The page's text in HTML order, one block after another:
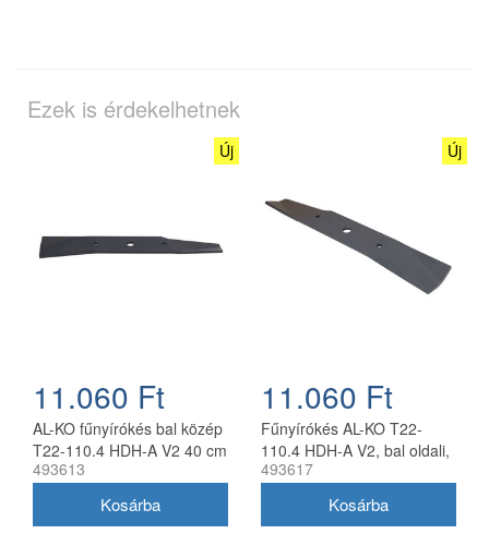
Ezek is érdekelhetnek
Új
11.060 Ft
AL-KO fűnyírókés bal közép
T22-110.4 HDH-A V2 40 cm
493613
Új
11.060 Ft
Fűnyírókés AL-KO T22-
110.4 HDH-A V2, bal oldali,
40 cm
493617